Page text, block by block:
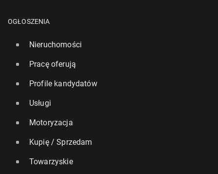
OGŁOSZENIA
Nieruchomości
Pracę oferują
Profile kandydatów
Usługi
Motoryzacja
Kupię / Sprzedam
Towarzyskie